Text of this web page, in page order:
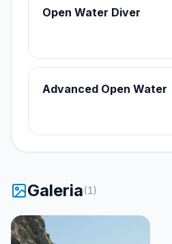
Open Water Diver
Advanced Open Water
Galeria(1)